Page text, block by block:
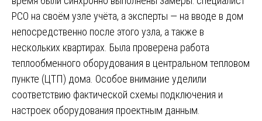
РСО на своём узле учёта, а эксперты — на вводе в дом
непосредственно после этого узла, а также в
нескольких квартирах. Была проверена работа
теплообменного оборудования в центральном тепловом
пункте (ЦТП) дома. Особое внимание уделили
соответствию фактической схемы подключения и
настроек оборудования проектным данным.